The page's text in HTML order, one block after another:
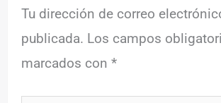
Tu dirección de correo
publicada. Los campos
marcados con*